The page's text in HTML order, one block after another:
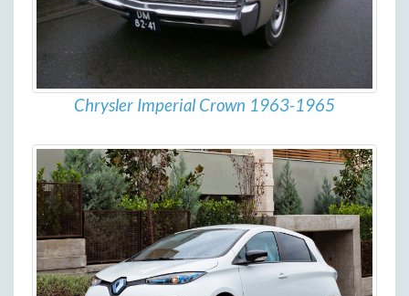
Chrysler Imperial Crown 1963-1965